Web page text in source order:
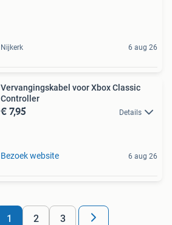
Nijkerk 6 aug 26
Vervangingskabel voor Xbox Classic
Controller
€ 7,95 Details
Bezoek website 6 aug 26
1 2 3